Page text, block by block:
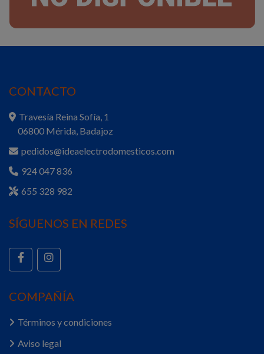
CONTACTO
Travesía Reina Sofía, 1
06800 Mérida, Badajoz
pedidos@ideaelectrodomesticos.com
924 047 836
655 328 982
SÍGUENOS EN REDES
COMPAÑÍA
Términos y condiciones
Aviso legal